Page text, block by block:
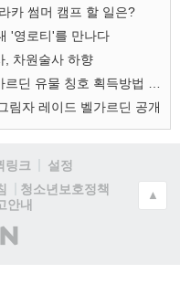
카 썸머 캠프 할 일은?
'영로티'를 만나다
, 차원술사 하향
림자 레이드 벨가르딘 공개
링크
설정
청소년보호정책
안내
▲